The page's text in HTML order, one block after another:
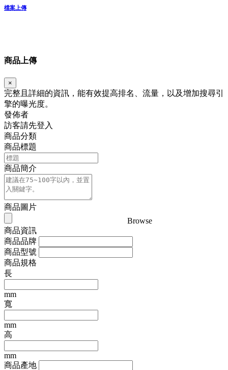
檔案上傳
商品上傳
×
完整且詳細的資訊，能有效提高排名、流量，以及增加搜尋引
擎的曝光度。
發佈者
訪客請先登入
商品分類
商品標題
商品簡介
商品圖片
Browse
商品資訊
商品品牌
商品型號
商品規格
長
mm
寬
mm
高
mm
商品產地